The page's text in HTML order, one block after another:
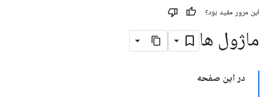
این مرور مفید بود؟
ماژول ها
در این صفحه